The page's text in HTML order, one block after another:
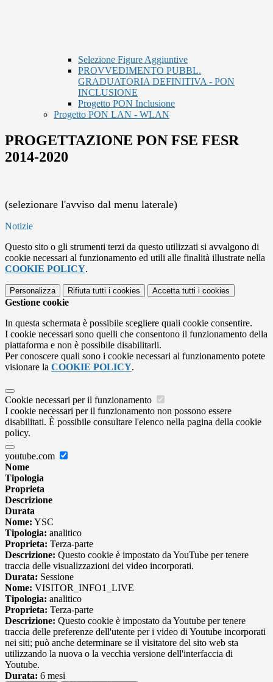
Selezione Figure Aggiuntive
PROVVEDIMENTO PUBBL.
GRADUATORIA DEFINITIVA - PON
INCLUSIONE
Progetto PON Inclusione
Progetto PON LAN - WLAN
PROGETTAZIONE PON FSE FESR
2014-2020
(selezionare l'avviso dal menu laterale)
Notizie
Questo sito o gli strumenti terzi da questo utilizzati si avvalgono di
cookie necessari al funzionamento ed utili alle finalità illustrate nella
COOKIE POLICY.
Personalizza Rifiuta tutti i cookies Accetta tutti i cookies
Gestione cookie
In questa schermata è possibile scegliere quali cookie consentire.
I cookie necessari sono quelli che consentono il funzionamento della
piattaforma e non è possibile disabilitarli.
Per conoscere quali sono i cookie necessari al funzionamento potete
visionare la COOKIE POLICY.
Cookie necessari per il funzionamento
I cookie necessari per il funzionamento non possono essere
disabilitati. È possibile consultare l'elenco nella pagina della cookie
policy.
youtube.com
Nome
Tipologia
Proprieta
Descrizione
Durata
Nome: YSC
Tipologia: analitico
Proprieta: Terza-parte
Descrizione: Questo cookie è impostato da YouTube per tenere
traccia delle visualizzazioni dei video incorporati.
Durata: Sessione
Nome: VISITOR_INFO1_LIVE
Tipologia: analitico
Proprieta: Terza-parte
Descrizione: Questo cookie è impostato da Youtube per tenere
traccia delle preferenze dell'utente per i video di Youtube incorporati
nei siti; può anche determinare se il visitatore del sito web sta
utilizzando la nuova o la vecchia versione dell'interfaccia di
Youtube.
Durata: 6 mesi